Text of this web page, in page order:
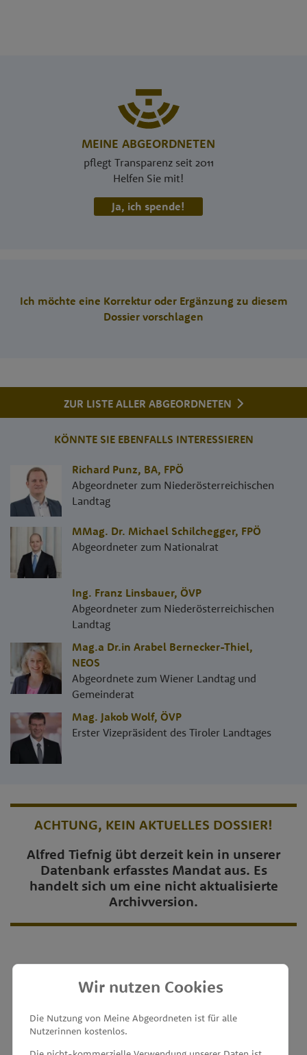
MEINE ABGEORDNETEN
pflegt Transparenz seit 2011
Helfen Sie mit!
Ja, ich spende!
Ich möchte eine Korrektur oder Ergänzung zu diesem
Dossier vorschlagen
ZUR LISTE ALLER ABGEORDNETEN
KÖNNTE SIE EBENFALLS INTERESSIEREN
Richard Punz, BA, FPÖ
Abgeordneter zum Niederösterreichischen
Landtag
MMag. Dr. Michael Schilchegger, FPÖ
Abgeordneter zum Nationalrat
Ing. Franz Linsbauer, ÖVP
Abgeordneter zum Niederösterreichischen
Landtag
Mag.a Dr.in Arabel Bernecker-Thiel,
NEOS
Abgeordnete zum Wiener Landtag und
Gemeinderat
Mag. Jakob Wolf, ÖVP
Erster Vizepräsident des Tiroler Landtages
ACHTUNG, KEIN AKTUELLES DOSSIER!
Alfred Tiefnig übt derzeit kein in unserer
Datenbank erfasstes Mandat aus. Es
handelt sich um eine nicht aktualisierte
Archivversion.
MEINE ABGEORDNETEN
unterstützt von
Wir nutzen Cookies
Die Nutzung von Meine Abgeordneten ist für alle
Nutzerinnen kostenlos.